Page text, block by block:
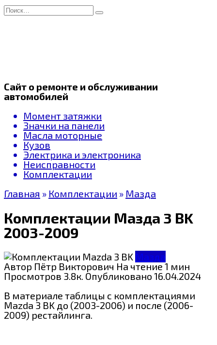
Перейти
к
Search
for:
Сайт о ремонте и обслуживании
автомобилей
Момент затяжки
Значки на панели
Масла моторные
Кузов
Электрика и электроника
Неисправности
Комплектации
Главная » Комплектации » Мазда
Комплектации Мазда 3 BK
2003-2009
Мазда
Автор Пётр Викторович На чтение1 мин
Просмотров 3.8к. Опубликовано 16.04.2024
В материале таблицы с комплектациями
Mazda 3 BK до (2003-2006) и после (2006-
2009) рестайлинга.